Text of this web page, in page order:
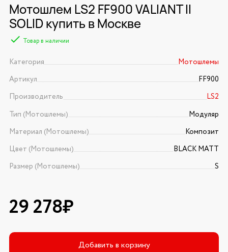
Мотошлем LS2 FF900 VALIANT II
SOLID купить в Москве
Товар в наличии
Категория
Мотошлемы
Артикул
FF900
Производитель
LS2
Тип (Мотошлемы)
Модуляр
Материал (Мотошлемы)
Композит
Цвет (Мотошлемы)
BLACK MATT
Размер (Мотошлемы)
S
29 278₽
Добавить в корзину